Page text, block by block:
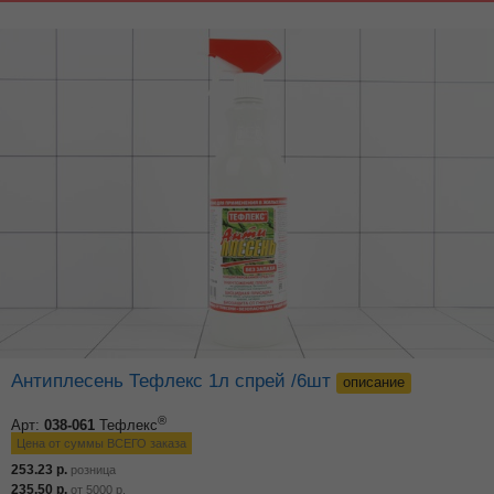
Антиплесень Тефлекс 1л спрей /6шт описание
Арт: 038-061 Тефлекс®
Цена от суммы ВСЕГО заказа
253.23 р. розница
235.50 р. от 5000 р.